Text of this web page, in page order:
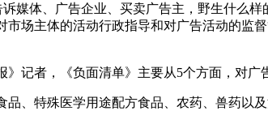
媒体、广告企业、买卖广告主，野生什么
场主体的活动行政指导和对广告活动的
者，《负面清单》主要从5个方面，对广
特殊医学用途配方食品、农药、兽药以